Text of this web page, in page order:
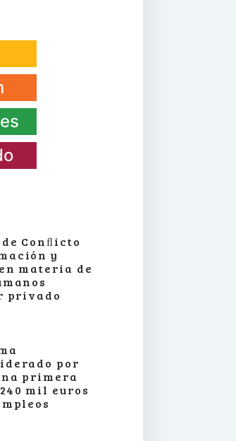
Conﬂicto
y
materia de
privado
por
primera
mil euros